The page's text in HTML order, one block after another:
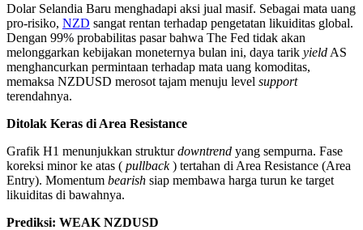
Dolar Selandia Baru menghadapi aksi jual masif. Sebagai mata uang
pro-risiko, NZD sangat rentan terhadap pengetatan likuiditas global.
Dengan 99% probabilitas pasar bahwa The Fed tidak akan
melonggarkan kebijakan moneternya bulan ini, daya tarik yield AS
menghancurkan permintaan terhadap mata uang komoditas,
memaksa NZDUSD merosot tajam menuju level support
terendahnya.
Ditolak Keras di Area Resistance
Grafik H1 menunjukkan strukturdowntrend yang sempurna. Fase
koreksi minor ke atas ( pullback ) tertahan di Area Resistance (Area
Entry). Momentum bearish siap membawa harga turun ke target
likuiditas di bawahnya.
Prediksi: WEAK NZDUSD